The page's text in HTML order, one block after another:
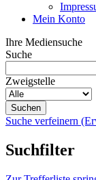
Mein Konto
Ihre Mediensuche
Suche
Zweigstelle
Suche verfeinern
Suchfilter